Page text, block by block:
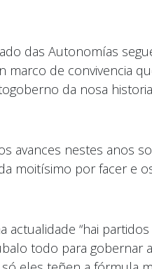
das Autonomías
marco de convivencia
da nosa
avances nestes anos
moitísimo por facer e
actualidade “hai
todo para gobernar